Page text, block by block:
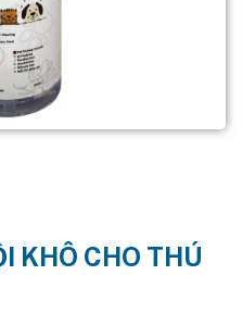
KHÔ CHO THÚ